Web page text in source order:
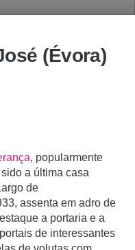
(Évora)
, popularmente
a última casa
de
assenta em adro de
a portaria e a
de interessantes